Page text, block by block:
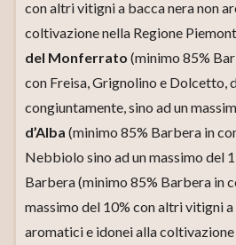
con altri vitigni a bacca nera non
coltivazione nella Regione
del Monferrato (minimo 85%
con Freisa, Grignolino e Dolcetto,
congiuntamente, sino ad un
d’Alba (minimo 85% Barbera in
Nebbiolo sino ad un massimo del
Barbera (minimo 85% Barbera in
massimo del 10% con altri vitigni a
aromatici e idonei alla coltivazione